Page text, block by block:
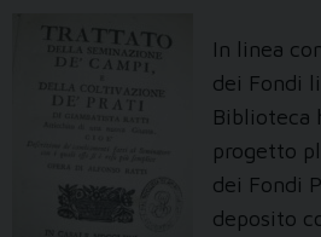
In linea
dei Fondi
Biblioteca
progetto
dei Fondi
deposito